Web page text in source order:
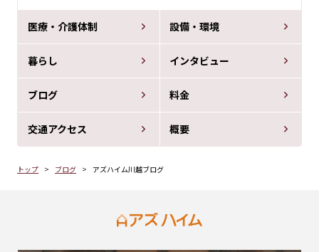
医療・介護体制 設備・環境
暮らし インタビュー
ブログ 料金
交通アクセス 概要
トップ ブログ アズハイム川越ブログ